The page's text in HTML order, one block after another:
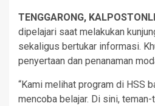
TENGGARONG,
dipelajari saat melakukan
sekaligus bertukar informasi.
penyertaan dan penanaman
“Kami melihat program di HSS
mencoba belajar. Di sini,